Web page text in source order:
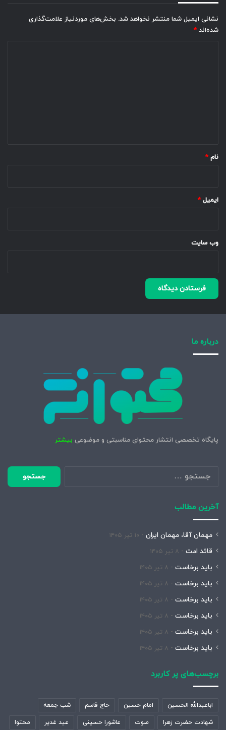
نشانی ایمیل شما منتشر نخواهد شد. بخش‌های موردنیاز علامت‌گذاری
شده‌اند *
نام *
ایمیل *
وب‌ سایت
درباره ما
پایگاه تخصصی انتشار محتوای مناسبتی و موضوعی بیشتر
جستجو
برای:
آخرین مطالب
مهمان آقا، مهمان ایران ۱۰ تیر ۱۴۰۵
قائد امت ۸ تیر ۱۴۰۵
باید برخاست ۸ تیر ۱۴۰۵
باید برخاست ۸ تیر ۱۴۰۵
باید برخاست ۸ تیر ۱۴۰۵
باید برخاست ۸ تیر ۱۴۰۵
باید برخاست ۸ تیر ۱۴۰۵
باید برخاست ۸ تیر ۱۴۰۵
برچسب‌های پر کاربرد
اباعبدالله الحسین امام حسین حاج قاسم شب جمعه
شهادت حضرت زهرا صوت عاشورا حسینی عید غدیر محتوا